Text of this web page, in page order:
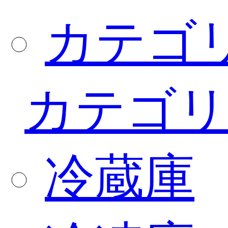
カテゴ
カテゴリ
冷蔵庫